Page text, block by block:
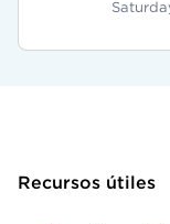
Recursos útiles